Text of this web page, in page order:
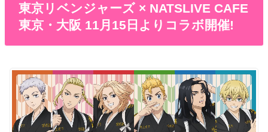
東京リベンジャーズ × NATSLIVE CAFE
東京・大阪 11月15日よりコラボ開催!